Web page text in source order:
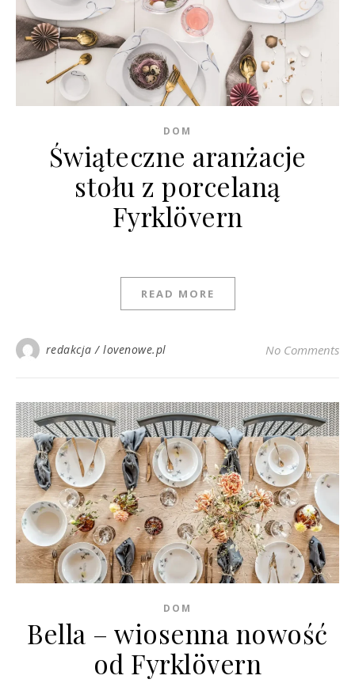
DOM
Świąteczne aranżacje
stołu z porcelaną
Fyrklövern
READ MORE
redakcja / lovenowe.pl No Comments
DOM
Bella – wiosenna nowość
od Fyrklövern